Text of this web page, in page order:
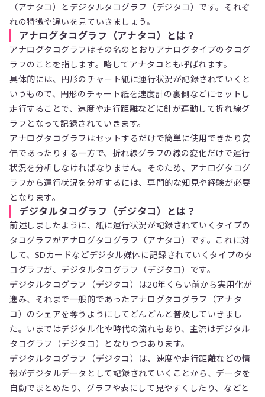
（アナタコ）とデジタルタコグラフ（デジタコ）です。それぞ
れの特徴や違いを見ていきましょう。
アナログタコグラフ（アナタコ）とは？
アナログタコグラフはその名のとおりアナログタイプのタコグ
ラフのことを指します。略してアナタコとも呼ばれます。
具体的には、円形のチャート紙に運行状況が記録されていくと
いうもので、円形のチャート紙を速度計の裏側などにセットし
走行することで、速度や走行距離などに針が連動して折れ線グ
ラフとなって記録されていきます。
アナログタコグラフはセットするだけで簡単に使用できたり安
価であったりする一方で、折れ線グラフの線の変化だけで運行
状況を分析しなければなりません。そのため、アナログタコグ
ラフから運行状況を分析するには、専門的な知見や経験が必要
となります。
デジタルタコグラフ（デジタコ）とは？
前述しましたように、紙に運行状況が記録されていくタイプの
タコグラフがアナログタコグラフ（アナタコ）です。これに対
して、SDカードなどデジタル媒体に記録されていくタイプのタ
コグラフが、デジタルタコグラフ（デジタコ）です。
デジタルタコグラフ（デジタコ）は20年くらい前から実用化が
進み、それまで一般的であったアナログタコグラフ（アナタ
コ）のシェアを奪うようにしてどんどんと普及していきまし
た。いまではデジタル化や時代の流れもあり、主流はデジタル
タコグラフ（デジタコ）となりつつあります。
デジタルタコグラフ（デジタコ）は、速度や走行距離などの情
報がデジタルデータとして記録されていくことから、データを
自動でまとめたり、グラフや表にして見やすくしたり、などと